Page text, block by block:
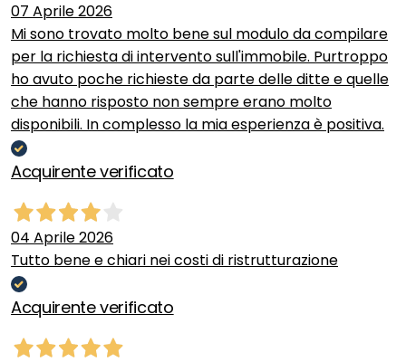
07 Aprile 2026
Mi sono trovato molto bene sul modulo da compilare
per la richiesta di intervento sull'immobile. Purtroppo
ho avuto poche richieste da parte delle ditte e quelle
che hanno risposto non sempre erano molto
disponibili. In complesso la mia esperienza è positiva.
Acquirente verificato
04 Aprile 2026
Tutto bene e chiari nei costi di ristrutturazione
Acquirente verificato